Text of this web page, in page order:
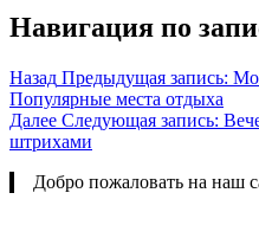
Навигация по
Назад Предыдущая запись:
Популярные места отдыха
Далее Следующая запись:
штрихами
Добро пожаловать на наш